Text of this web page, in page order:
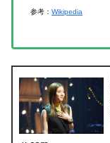
参考： Wikipedia